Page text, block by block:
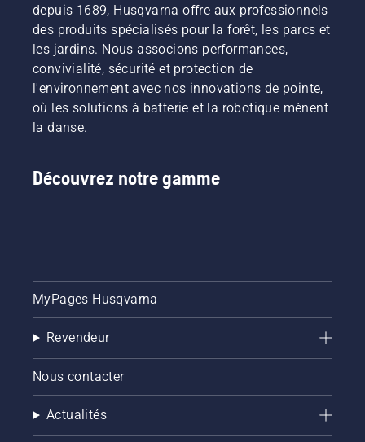
depuis 1689, Husqvarna offre aux professionnels
des produits spécialisés pour la forêt, les parcs et
les jardins. Nous associons performances,
convivialité, sécurité et protection de
l'environnement avec nos innovations de pointe,
où les solutions à batterie et la robotique mènent
la danse.
Découvrez notre gamme
MyPages Husqvarna
Revendeur
Nous contacter
Actualités